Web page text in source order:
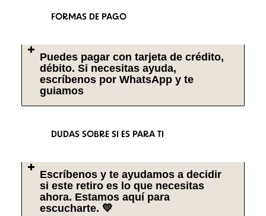
FORMAS DE PAGO
Puedes pagar con tarjeta de crédito,
débito. Si necesitas ayuda,
escríbenos por WhatsApp y te
guiamos
DUDAS SOBRE SI ES PARA TI
Escríbenos y te ayudamos a decidir
si este retiro es lo que necesitas
ahora. Estamos aquí para
escucharte. 💛